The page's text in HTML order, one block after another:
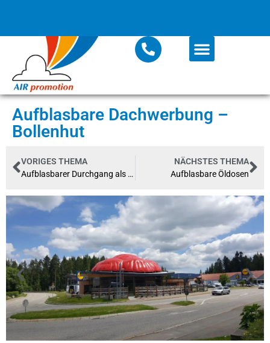
Aufblasbare Dachwerbung –
Bollenhut
VORIGES THEMA
Aufblasbarer Durchgang als Eingang zu einer Modeschau
NÄCHSTES THEMA
Aufblasbare Öldosen